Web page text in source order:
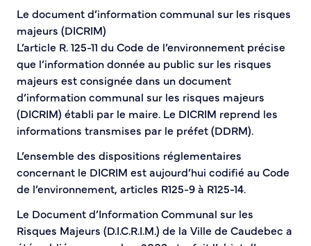
Le document d’information communal sur les risques
majeurs (DICRIM)
L’article R. 125-11 du Code de l’environnement précise
que l’information donnée au public sur les risques
majeurs est consignée dans un document
d’information communal sur les risques majeurs
(DICRIM) établi par le maire. Le DICRIM reprend les
informations transmises par le préfet (DDRM).
L’ensemble des dispositions réglementaires
concernant le DICRIM est aujourd’hui codifié au Code
de l’environnement, articles R125-9 à R125-14.
Le Document d’Information Communal sur les
Risques Majeurs (D.I.C.R.I.M.) de la Ville de Caudebec a